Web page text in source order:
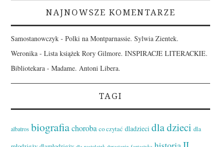
NAJNOWSZE KOMENTARZE
Samostanowczyk -Polki na Montparnassie. Sylwia Zientek.
Weronika -Lista książek Rory Gilmore. INSPIRACJE LITERACKIE.
Bibliotekara -Madame. Antoni Libera.
TAGI
albatros biografia choroba co czytać dladzieci dla dzieci dla